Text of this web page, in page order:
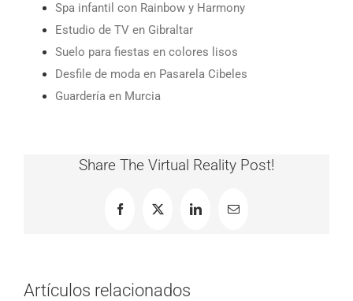
Spa infantil con Rainbow y Harmony
Estudio de TV en Gibraltar
Suelo para fiestas en colores lisos
Desfile de moda en Pasarela Cibeles
Guardería en Murcia
Share The Virtual Reality Post!
Facebook
X LinkedInCorreo
Artículos relacionados